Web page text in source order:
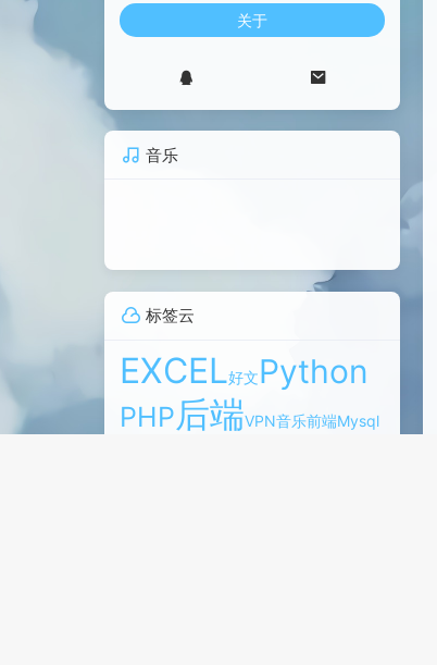
关于
音乐
标签云
EXCEL好文Python
PHP后端VPN音乐前端Mysql